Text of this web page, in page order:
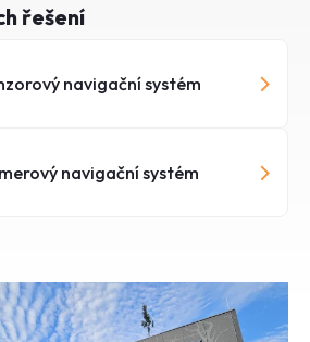
řešení
navigační systém
navigační systém